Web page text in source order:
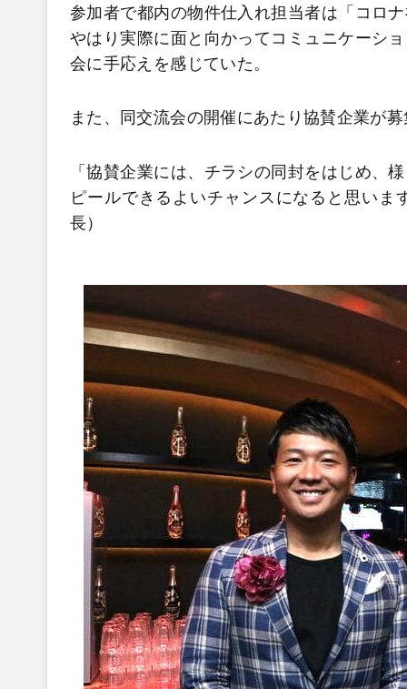
参加者で都内の物件仕入れ担当者は「コロ
やはり実際に面と向かってコミュニケーシ
会に手応えを感じていた。
また、同交流会の開催にあたり協賛企業が
「協賛企業には、チラシの同封をはじめ、
ピールできるよいチャンスになると思い
長）